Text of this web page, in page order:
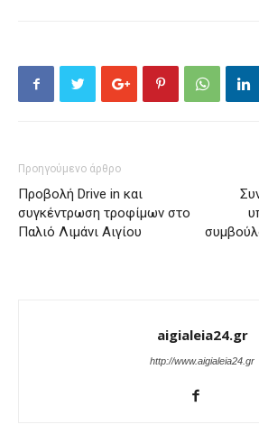
Προηγούμενο άρθρο
Προβολή Drive in και
συγκέντρωση τροφίμων στο
Παλιό Λιμάνι Αιγίου
aigialeia24.gr
http://www.aigialeia24.gr